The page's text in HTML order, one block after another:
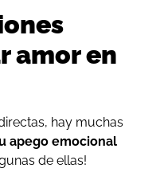
amor en
hay muchas
apego emocional
de ellas!